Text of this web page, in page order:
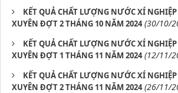
KẾT QUẢ CHẤT LƯỢNG NƯỚC XÍ
XUYÊN ĐỢT 2 THÁNG 10 NĂM 2024 (30/10/
KẾT QUẢ CHẤT LƯỢNG NƯỚC XÍ
XUYÊN ĐỢT 1 THÁNG 11 NĂM 2024 (12/11/
KẾT QUẢ CHẤT LƯỢNG NƯỚC XÍ
XUYÊN ĐỢT 2 THÁNG 11 NĂM 2024 (26/11/